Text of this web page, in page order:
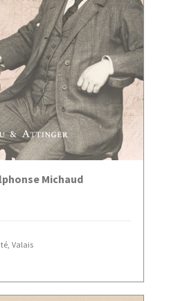
AU PANIERMichaud
, Valais